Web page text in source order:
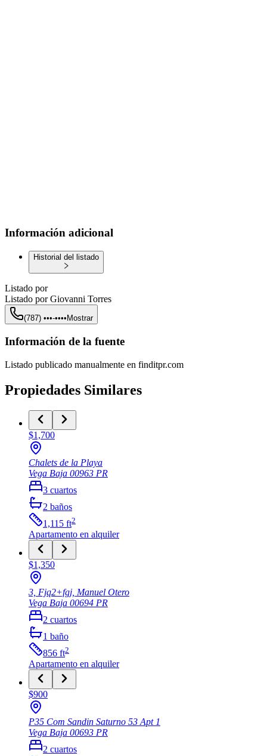
Información adicional
Historial del listado
Listado por
Listado por Giovanni Torres
(787) •••-••••Mostrar
Información de la fuente
Listado publicado manualmente en finditpr.com
Propiedades Similares
$1,700
Chalets de la Playa
Vega Baja 00963 PR
3 cuartos
2 baños
1,115 ft2
Apartamento en alquiler
$1,350
3, Fjq2+fgj, Manuel Otero
Vega Baja 00694 PR
2 cuartos
1 baño
856 ft2
Apartamento en alquiler
$900
P35 Com Sandin Saturno 53 Apt 1
Vega Baja 00693 PR
2 cuartos